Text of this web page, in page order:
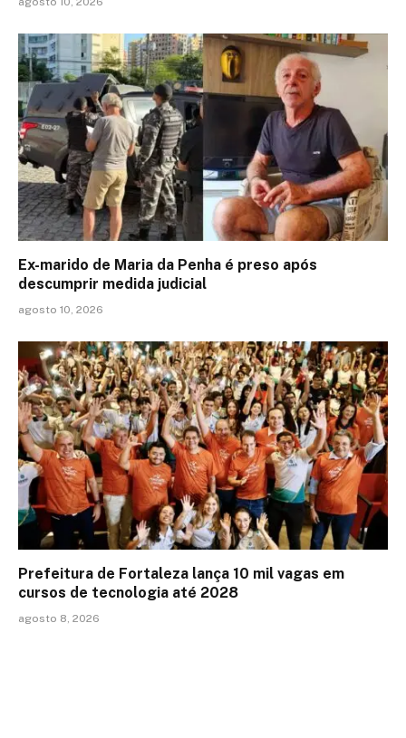
Ex-marido de Maria da Penha é preso após
descumprir medida judicial
agosto 10, 2026
Prefeitura de Fortaleza lança 10 mil vagas em
cursos de tecnologia até 2028
agosto 8, 2026